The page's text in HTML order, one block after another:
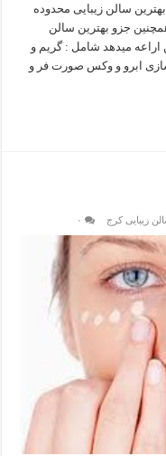
سالن زیبایی محدوده
جزو بهترین سالن
اراعه میدهد شامل : گریم و
ابرو و وکس صورت فر و
زیبایی کرج ۰